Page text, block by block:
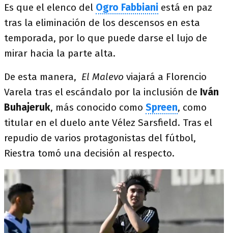
Es que el elenco del Ogro Fabbiani está en paz
tras la eliminación de los descensos en esta
temporada, por lo que puede darse el lujo de
mirar hacia la parte alta.
De esta manera, El Malevo viajará a Florencio
Varela tras el escándalo por la inclusión de Iván
Buhajeruk, más conocido como Spreen, como
titular en el duelo ante Vélez Sarsfield. Tras el
repudio de varios protagonistas del fútbol,
Riestra tomó una decisión al respecto.